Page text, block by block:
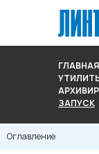
ГЛАВНАЯ
ЗАПУСК
Оглавление